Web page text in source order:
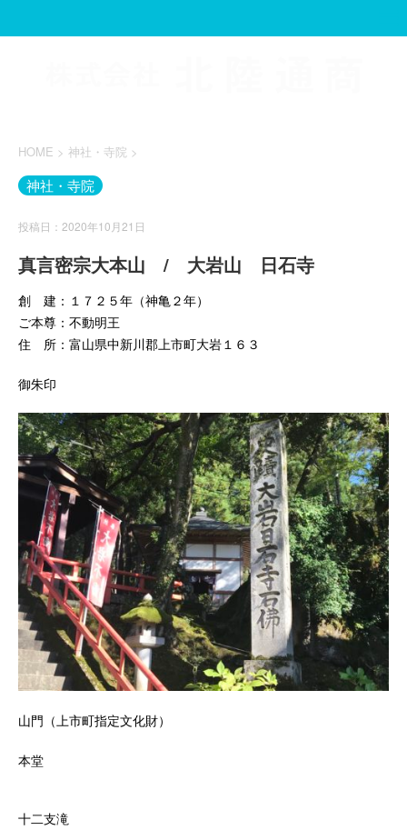
HOME > 神社・寺院 >
神社・寺院
投稿日：2020年10月21日
真言密宗大本山 / 大岩山 日石寺
創 建：１７２５年（神亀２年）
ご本尊：不動明王
住 所：富山県中新川郡上市町大岩１６３
御朱印
山門（上市町指定文化財）
本堂
十二支滝